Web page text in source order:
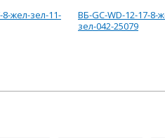
8-жел-зел-11-
ВБ-GC-WD-12-17-8-
зел-042-25079